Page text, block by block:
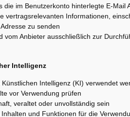
die im Benutzerkonto hinterlegte E-
vertragsrelevanten Informationen,
zu senden
vom Anbieter ausschließlich zur
Intelligenz
Intelligenz (KI) verwendet
vor Verwendung prüfen
veraltet oder unvollständig sein
und Funktionen für die